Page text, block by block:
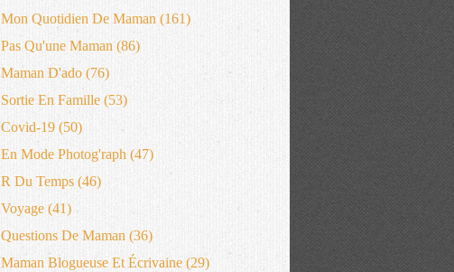
Mon Quotidien De Maman (161)
Pas Qu'une Maman (86)
Maman D'ado (76)
Sortie En Famille (53)
Covid-19 (50)
En Mode Photog'raph (47)
R Du Temps (46)
Voyage (41)
Questions De Maman (36)
Maman Blogueuse Et Écrivaine (29)